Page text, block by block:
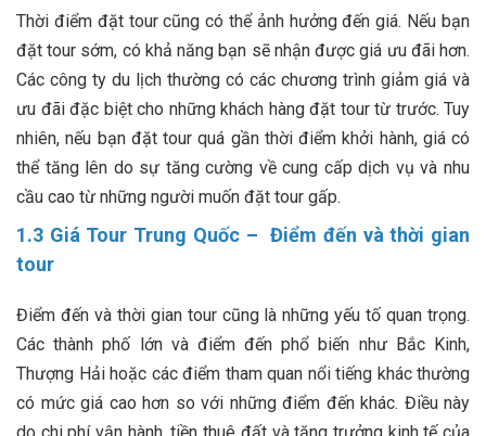
Thời điểm đặt tour cũng có thể ảnh hưởng đến giá. Nếu bạn
đặt tour sớm, có khả năng bạn sẽ nhận được giá ưu đãi hơn.
Các công ty du lịch thường có các chương trình giảm giá và
ưu đãi đặc biệt cho những khách hàng đặt tour từ trước. Tuy
nhiên, nếu bạn đặt tour quá gần thời điểm khởi hành, giá có
thể tăng lên do sự tăng cường về cung cấp dịch vụ và nhu
cầu cao từ những người muốn đặt tour gấp.
1.3 Giá Tour Trung Quốc – Điểm đến và thời gian
tour
Điểm đến và thời gian tour cũng là những yếu tố quan trọng.
Các thành phố lớn và điểm đến phổ biến như Bắc Kinh,
Thượng Hải hoặc các điểm tham quan nổi tiếng khác thường
có mức giá cao hơn so với những điểm đến khác. Điều này